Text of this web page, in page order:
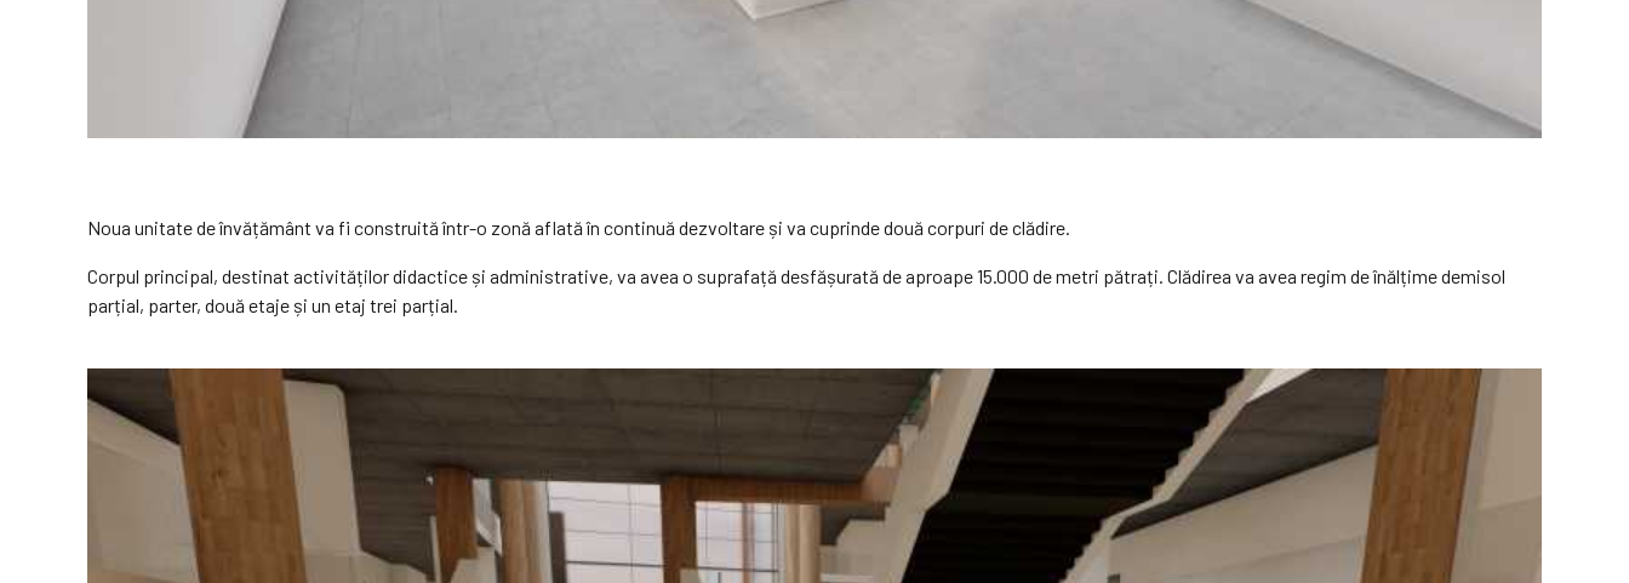
Noua unitate de învățământ va fi construită într-o zonă aflată în continuă dezvoltare și va cuprinde două corpuri de clădire.
Corpul principal, destinat activităților didactice și administrative, va avea o suprafață desfășurată de aproape 15.000 de metri pătrați. Clădirea va avea regim de înălțime demisol
parțial, parter, două etaje și un etaj trei parțial.